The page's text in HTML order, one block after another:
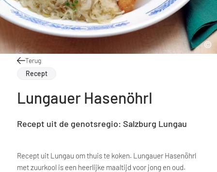
Terug
Recept
Lungauer Hasenöhrl
Recept uit de genotsregio: Salzburg Lungau
Recept uit Lungau om thuis te koken. Lungauer Hasenöhrl
met zuurkool is een heerlijke maaltijd voor jong en oud.